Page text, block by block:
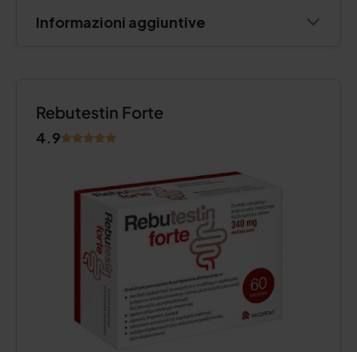
Informazioni aggiuntive
Rebutestin Forte
4.9